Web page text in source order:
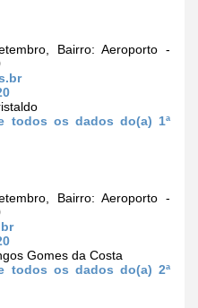
Bairro: Aeroporto -
todos os dados do(a) 1ª
Bairro: Aeroporto -
Gomes da Costa
todos os dados do(a) 2ª